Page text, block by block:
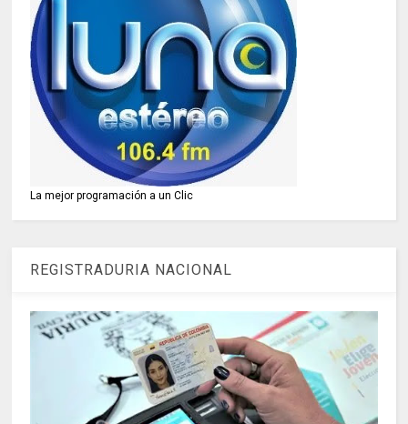
La mejor programación a un Clic
REGISTRADURIA NACIONAL